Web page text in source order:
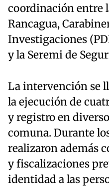
coordinación entre
Rancagua,
Investigaciones
y la Seremi de
La intervención se
la ejecución de
y registro en
comuna. Durante
realizaron además
y fiscalizaciones
identidad a las